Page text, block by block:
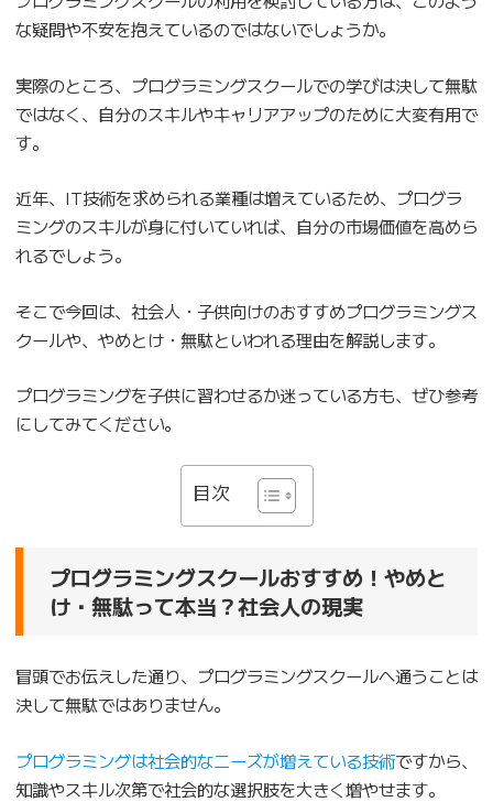
な疑問や不安を抱えているのではないでしょうか。
実際のところ、プログラミングスクールでの学びは決して無駄
ではなく、自分のスキルやキャリアアップのために大変有用で
す。
近年、IT技術を求められる業種は増えているため、プログラ
ミングのスキルが身に付いていれば、自分の市場価値を高めら
れるでしょう。
そこで今回は、社会人・子供向けのおすすめプログラミングス
クールや、やめとけ・無駄といわれる理由を解説します。
プログラミングを子供に習わせるか迷っている方も、ぜひ参考
にしてみてください。
目次
プログラミングスクールおすすめ！やめと
け・無駄って本当？社会人の現実
冒頭でお伝えした通り、プログラミングスクールへ通うことは
決して無駄ではありません。
プログラミングは社会的なニーズが増えている技術ですから、
知識やスキル次第で社会的な選択肢を大きく増やせます。